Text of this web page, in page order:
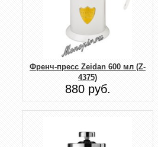
Френч-пресс Zeidan 600 мл (Z-
4375)
880 руб.